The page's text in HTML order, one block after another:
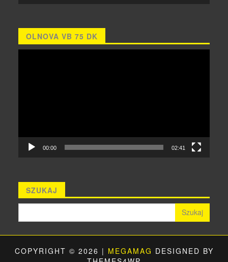
OLNOVA VB 75 DK
00:00 02:41
SZUKAJ
COPYRIGHT © 2026 | MEGAMAG DESIGNED BY